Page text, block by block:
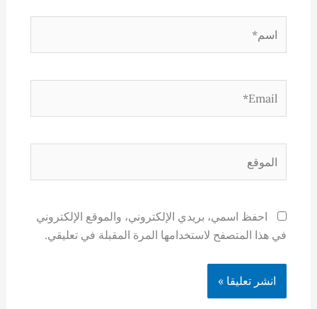
احفظ اسمي، بريدي الإلكتروني، والموقع الإلكتروني
في هذا المتصفح لاستخدامها المرة المقبلة في تعليقي.